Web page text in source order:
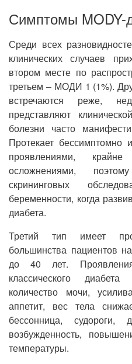
Симптомы MODY-
Среди всех
клинических случаев
втором месте по
третьем – МОДИ 1 (1%).
встречаются реже,
представляют
болезни часто
Протекает
проявлениями,
осложнениями,
скрининговых
беременности, когда
диабета.
Третий тип имеет
большинства пациентов
до 40 лет.
классического
количество мочи,
аппетит, вес тела
бессонница,
возбужденность,
температуры.